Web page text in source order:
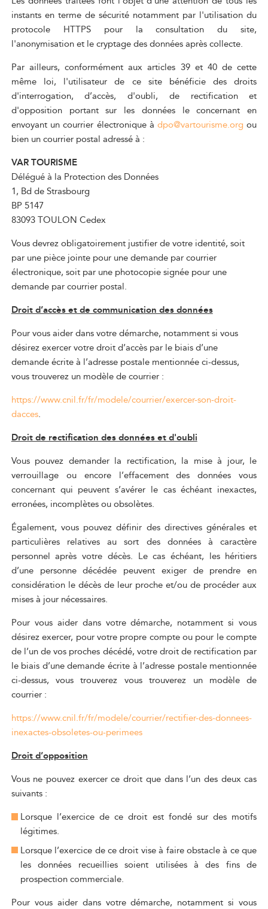
instants en terme de sécurité notamment par l'utilisation du
protocole HTTPS pour la consultation du site,
l'anonymisation et le cryptage des données après collecte.
Par ailleurs, conformément aux articles 39 et 40 de cette
même loi, l'utilisateur de ce site bénéficie des droits
d'interrogation, d’accès, d'oubli, de rectification et
d'opposition portant sur les données le concernant en
envoyant un courrier électronique à dpo@vartourisme.org ou
bien un courrier postal adressé à :
VAR TOURISME
Délégué à la Protection des Données
1, Bd de Strasbourg
BP 5147
83093 TOULON Cedex
Vous devrez obligatoirement justifier de votre identité, soit
par une pièce jointe pour une demande par courrier
électronique, soit par une photocopie signée pour une
demande par courrier postal.
Droit d’accès et de communication des données
Pour vous aider dans votre démarche, notamment si vous
désirez exercer votre droit d’accès par le biais d’une
demande écrite à l’adresse postale mentionnée ci-dessus,
vous trouverez un modèle de courrier :
https://www.cnil.fr/fr/modele/courrier/exercer-son-droit-
dacces.
Droit de rectification des données et d'oubli
Vous pouvez demander la rectification, la mise à jour, le
verrouillage ou encore l’effacement des données vous
concernant qui peuvent s’avérer le cas échéant inexactes,
erronées, incomplètes ou obsolètes.
Également, vous pouvez définir des directives générales et
particulières relatives au sort des données à caractère
personnel après votre décès. Le cas échéant, les héritiers
d’une personne décédée peuvent exiger de prendre en
considération le décès de leur proche et/ou de procéder aux
mises à jour nécessaires.
Pour vous aider dans votre démarche, notamment si vous
désirez exercer, pour votre propre compte ou pour le compte
de l’un de vos proches décédé, votre droit de rectification par
le biais d’une demande écrite à l’adresse postale mentionnée
ci-dessus, vous trouverez vous trouverez un modèle de
courrier :
https://www.cnil.fr/fr/modele/courrier/rectifier-des-donnees-
inexactes-obsoletes-ou-perimees
Droit d’opposition
Vous ne pouvez exercer ce droit que dans l’un des deux cas
suivants :
Lorsque l’exercice de ce droit est fondé sur des motifs
légitimes.
Lorsque l’exercice de ce droit vise à faire obstacle à ce que
les données recueillies soient utilisées à des fins de
prospection commerciale.
Pour vous aider dans votre démarche, notamment si vous